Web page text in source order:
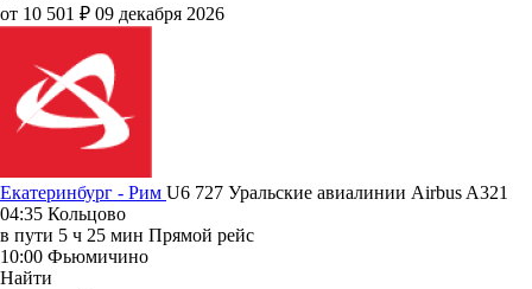
от 10 501 ₽ 09 декабря 2026
Екатеринбург - Рим U6 727 Уральские авиалинии Airbus A321
04:35 Кольцово
в пути 5 ч 25 мин Прямой рейс
10:00 Фьюмичино
Найти